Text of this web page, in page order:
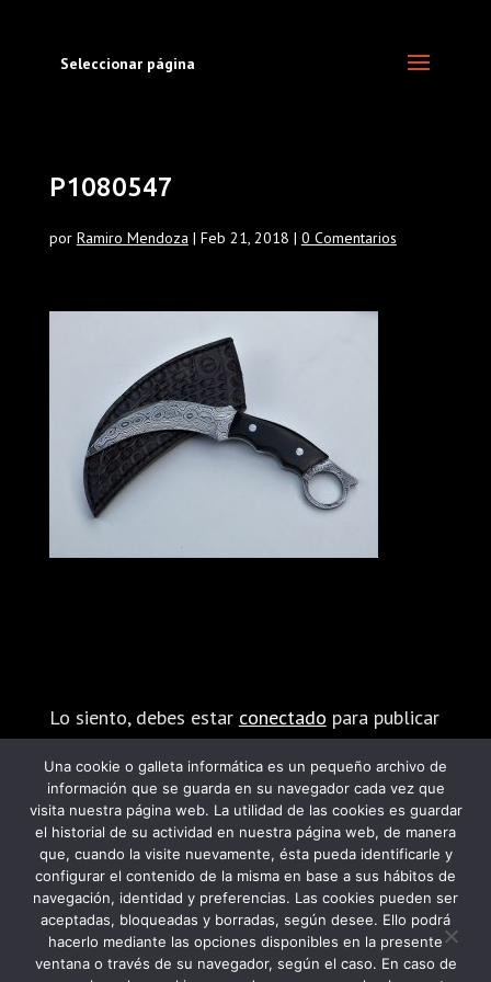
Seleccionar página
P1080547
por Ramiro Mendoza | Feb 21, 2018 | 0 Comentarios
Lo siento, debes estar conectado para publicar
PROGRAMA KIT DIGITAL FINANCIADO POR
LOS FONDOS NEXT GENERATION DEL
Una cookie o galleta informática es un pequeño archivo de
información que se guarda en su navegador cada vez que
visita nuestra página web. La utilidad de las cookies es guardar
el historial de su actividad en nuestra página web, de manera
que, cuando la visite nuevamente, ésta pueda identificarle y
configurar el contenido de la misma en base a sus hábitos de
navegación, identidad y preferencias. Las cookies pueden ser
aceptadas, bloqueadas y borradas, según desee. Ello podrá
hacerlo mediante las opciones disponibles en la presente
ventana o través de su navegador, según el caso. En caso de